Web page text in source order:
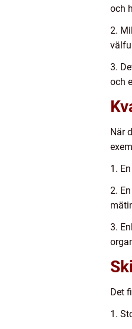
och
2.
3.
och
När
1.
2.
3.
Det
1.